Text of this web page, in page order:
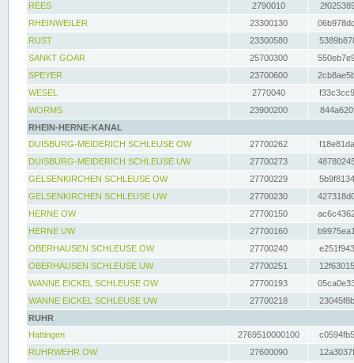
REES
2790010
RHEINWEILER
23300130
RUST
23300580
SANKT GOAR
25700300
SPEYER
23700600
WESEL
2770040
WORMS
23900200
RHEIN-HERNE-KANAL
DUISBURG-MEIDERICH SCHLEUSE OW
27700262
DUISBURG-MEIDERICH SCHLEUSE UW
27700273
GELSENKIRCHEN SCHLEUSE OW
27700229
GELSENKIRCHEN SCHLEUSE UW
27700230
HERNE OW
27700150
HERNE UW
27700160
OBERHAUSEN SCHLEUSE OW
27700240
OBERHAUSEN SCHLEUSE UW
27700251
WANNE EICKEL SCHLEUSE OW
27700193
WANNE EICKEL SCHLEUSE UW
27700218
RUHR
Hattingen
2769510000100
RUHRWEHR OW
27600090